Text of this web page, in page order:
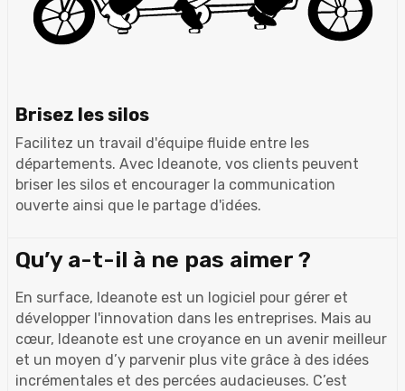
Brisez les silos
Facilitez un travail d'équipe fluide entre les
départements. Avec Ideanote, vos clients peuvent
briser les silos et encourager la communication
ouverte ainsi que le partage d'idées.
Qu’y a-t-il à ne pas aimer ?
En surface, Ideanote est un logiciel pour gérer et
développer l'innovation dans les entreprises. Mais au
cœur, Ideanote est une croyance en un avenir meilleur
et un moyen d’y parvenir plus vite grâce à des idées
incrémentales et des percées audacieuses. C’est